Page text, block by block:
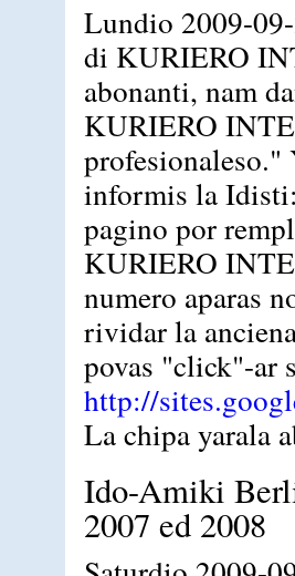
Lundio 2009-
di KURIERO
abonanti, nam
KURIERO
informis la
pagino por
KURIERO
numero aparas
rividar la
povas "click"-ar
http://
La chipa yarala
Ido-Amiki
2007 ed 2008